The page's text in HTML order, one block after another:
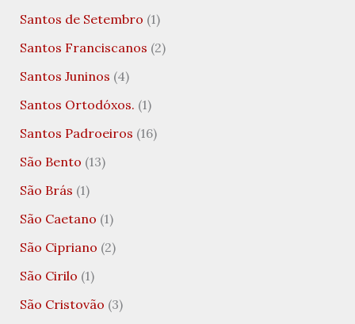
Santos de Setembro (1)
Santos Franciscanos (2)
Santos Juninos (4)
Santos Ortodóxos. (1)
Santos Padroeiros (16)
São Bento (13)
São Brás (1)
São Caetano (1)
São Cipriano (2)
São Cirilo (1)
São Cristovão (3)